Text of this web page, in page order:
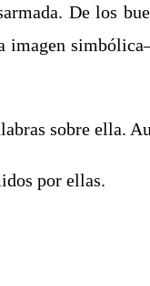
De los
sobre ella.
por ellas.